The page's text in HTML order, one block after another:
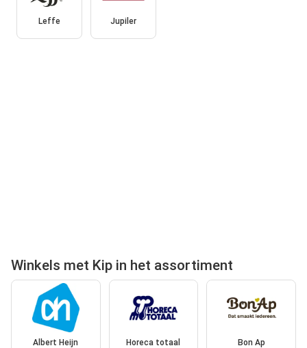
Leffe Jupiler
Winkels met Kip in het assortiment
Albert Heijn Horeca totaal Bon Ap